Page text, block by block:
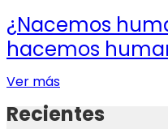
¿Nacemos
hacemos
Ver más
Recientes